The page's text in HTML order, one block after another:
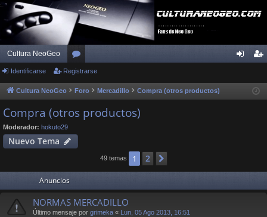
Cultura NeoGeo
or
os ist
Identificarse Registrarse
Cultura NeoGeo Foro Mercadillo Compra (otros productos)
Compra (otros productos)
Moderador: hokuto29
Nuevo Tema
49 temas 1 2
Anuncios
NORMAS MERCADILLO
Último mensaje por grimeka « Lun, 05 Ago 2013, 16:51